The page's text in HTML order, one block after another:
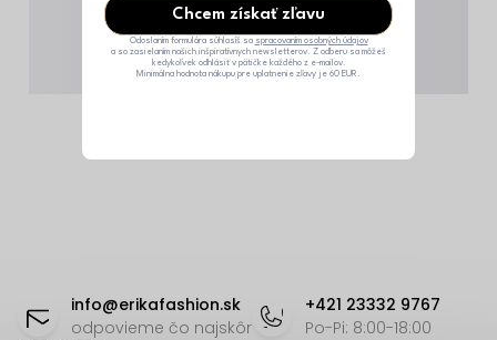
info@erikafashion.sk
odpovieme čo najskôr
+421 23332 9767
Po-Pi: 8:00-18:00
Chcem získať zľavu
Odoslaním formulára súhlasíš sa spracovaním osobných údajov
a so zasielaním našich inšpiratívnych newsletterov. Z odberu sa môžeš
kedykoľvek odhlásiť v pätičke každého z e-mailov.
Minimálna hodnota nákupu pre uplatnenie zľavy je 60 EUR.